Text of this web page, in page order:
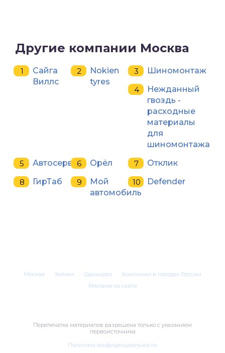
Другие компании Москва
Сайга
Виллс
Nokien
tyres
Шиномонтаж
Нежданный
гвоздь -
расходные
материалы
для
шиномонтажа
Автосервис
Орёл
Отклик
ГирТаб
Мой
автомобиль
Defender
Москва Химки Одинцово
Компании в городах России
Реклама на сайте
Перепечатка материалов разрешена только с указанием
первоисточника
Политика конфиденциальности